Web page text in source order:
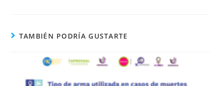
TAMBIÉN PODRÍA GUSTARTE